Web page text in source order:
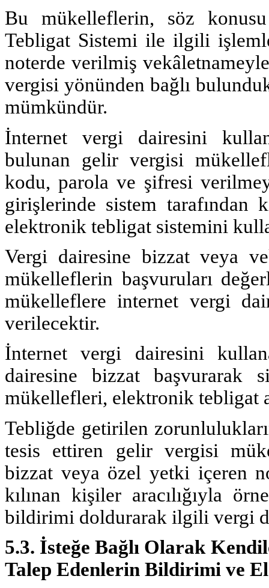
Bu mükelleflerin, söz
Tebligat Sistemi ile ilgili
noterde verilmiş
vergisi yönünden bağlı
mümkündür.
İnternet vergi dairesini
bulunan gelir vergisi
kodu, parola ve şifresi
girişlerinde sistem tarafından
elektronik tebligat sistemini
Vergi dairesine bizzat veya
mükelleflerin başvuruları
mükelleflere internet vergi
verilecektir.
İnternet vergi dairesini
dairesine bizzat başvurarak
mükellefleri, elektronik tebligat
Tebliğde getirilen
tesis ettiren gelir vergisi
bizzat veya özel yetki içeren
kılınan kişiler aracılığıyla
bildirimi doldurarak ilgili vergi
5.3. İsteğe Bağlı Olarak
Talep Edenlerin Bildirimi ve